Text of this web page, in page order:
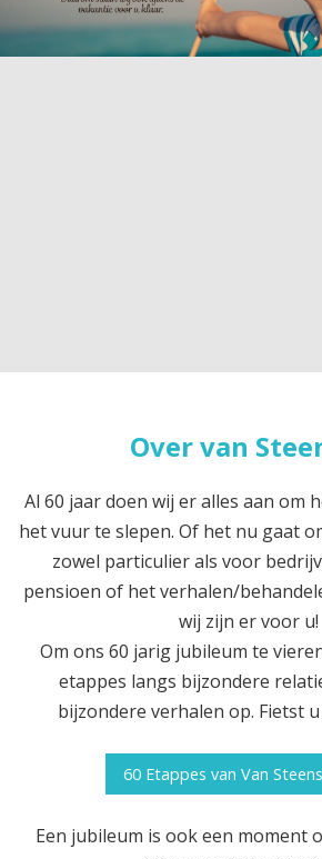
Over van
Al 60 jaar doen wij er alles aan om
het vuur te slepen. Of het nu gaat
zowel particulier als voor
pensioen of het verhalen/
wij zijn er voor u!
Om ons 60 jarig jubileum te
etappes langs bijzondere
bijzondere verhalen op. Fietst
60 Etappes van Van
Een jubileum is ook een moment